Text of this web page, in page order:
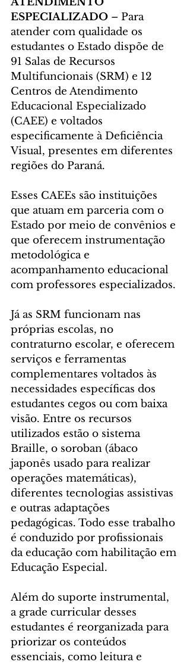
ESPECIALIZADO – Para
atender com qualidade os
estudantes o Estado dispõe de
91 Salas de Recursos
Multifuncionais (SRM) e 12
Centros de Atendimento
Educacional Especializado
(CAEE) e voltados
especificamente à Deficiência
Visual, presentes em diferentes
regiões do Paraná.
Esses CAEEs são instituições
que atuam em parceria com o
Estado por meio de convênios e
que oferecem instrumentação
metodológica e
acompanhamento educacional
com professores especializados.
Já as SRM funcionam nas
próprias escolas, no
contraturno escolar, e oferecem
serviços e ferramentas
complementares voltados às
necessidades específicas dos
estudantes cegos ou com baixa
visão. Entre os recursos
utilizados estão o sistema
Braille, o soroban (ábaco
japonês usado para realizar
operações matemáticas),
diferentes tecnologias assistivas
e outras adaptações
pedagógicas. Todo esse trabalho
é conduzido por profissionais
da educação com habilitação em
Educação Especial.
Além do suporte instrumental,
a grade curricular desses
estudantes é reorganizada para
priorizar os conteúdos
essenciais, como leitura e